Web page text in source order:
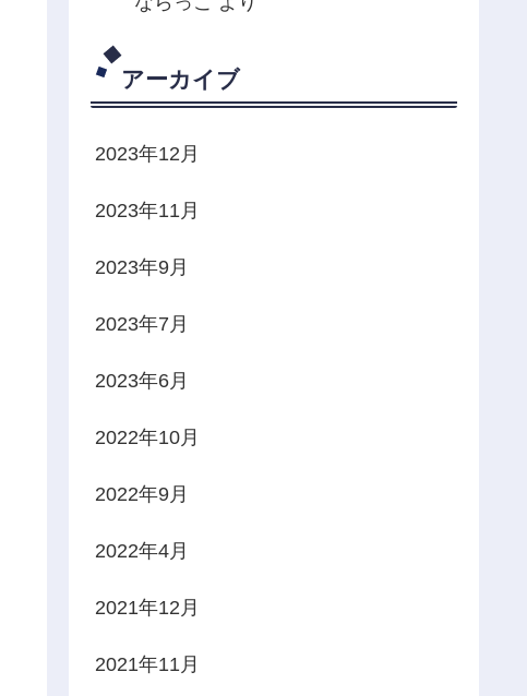
アーカイブ
2023年12月
2023年11月
2023年9月
2023年7月
2023年6月
2022年10月
2022年9月
2022年4月
2021年12月
2021年11月